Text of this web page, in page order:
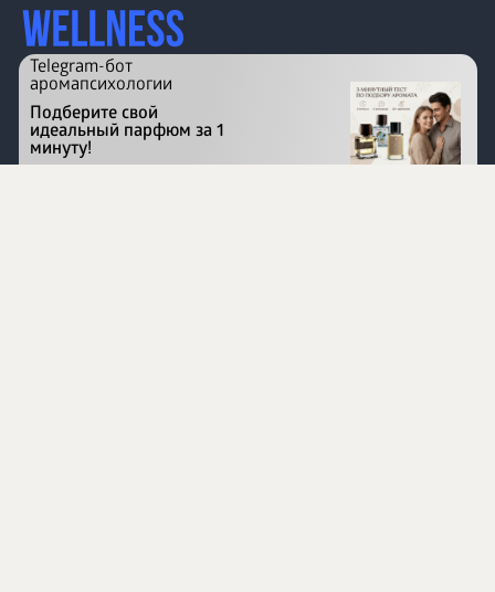
Перейти на сайт
Telegram-бот
аромапсихологии
Подберите свой
идеальный парфюм за 1
минуту!